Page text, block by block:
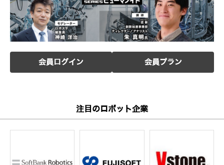
会員ログイン 会員プラン
注目のロボット企業